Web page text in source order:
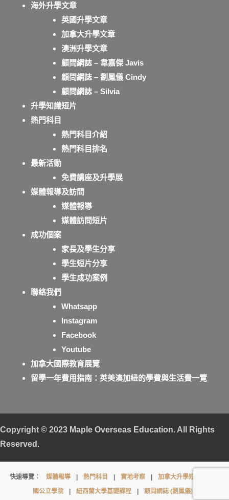
海外升學文章
英國升學文章
加拿大升學文章
澳洲升學文章
顧問網誌 – 韋嘉傑 Javis
顧問網誌 – 劉鳳儀 Cindy
顧問網誌 – Silvia
升學知識短片
熱門科目
熱門科目介紹
熱門科目排名
最新活動
免費講座及升學展
媒體報導及訪問
媒體報導
媒體訪問短片
成功個案
家長及學生分享
學生短片分享
學生成功案例
聯絡我們
Whatsapp
Instagram
Facebook
Youtube
加拿大國際教育展覽
留學一年費用指南：英美澳加紐的學費與生活費一覽
Copyright © 2023 Maple Overseas Education. All Rights
Reserved.
Murdoch
College
快速導覽： 媒體報導 熱門科目 實地考察 加拿大升學短片
國公立學院
紐西蘭大學基礎課程 顧問網誌 (劉鳳儀)